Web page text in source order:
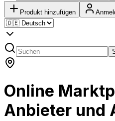
Produkt hinzufügen
Online
Anbieter und